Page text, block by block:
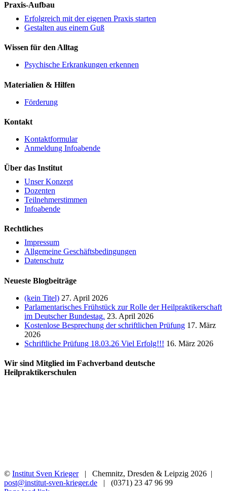
Praxis-Aufbau
Erfolgreich mit der eigenen Praxis starten
Gestalten aus einem Guß
Wissen für den Alltag
Psychische Erkrankungen erkennen
Materialien & Hilfen
Förderung
Kontakt
Kontaktformular
Anmeldung Infoabende
Über das Institut
Unser Konzept
Dozenten
Teilnehmerstimmen
Infoabende
Rechtliches
Impressum
Allgemeine Geschäftsbedingungen
Datenschutz
Neueste Blogbeiträge
(kein Titel) 27. April 2026
Parlamentarisches Frühstück zur Rolle der Heilpraktikerschaft
im Deutscher Bundestag. 23. April 2026
Kostenlose Besprechung der schriftlichen Prüfung 17. März
2026
Schriftliche Prüfung 18.03.26 Viel Erfolg!!! 16. März 2026
Wir sind Mitglied im Fachverband deutsche
Heilpraktikerschulen
© Institut Sven Krieger| Chemnitz, Dresden & Leipzig 2026 |
post@institut-sven-krieger.de | (0371) 23 47 96 99